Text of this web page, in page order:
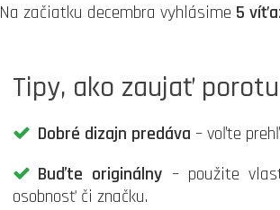
Na začiatku decembra vyhlásime 5
Tipy, ako zaujať porotu
Dobré dizajn predáva – voľte
Buďte originálny – použite
osobnosť či značku.